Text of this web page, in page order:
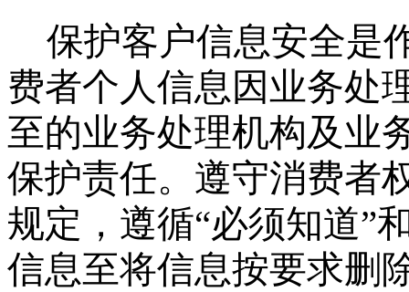
保护客户信息安全是
费者个人信息因业务处
至的业务处理机构及业
保护责任。遵守消费者
规定，遵循“必须知道”
信息至将信息按要求删